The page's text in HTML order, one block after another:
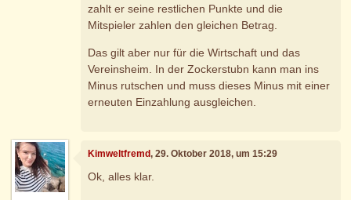
zahlt er seine restlichen Punkte und die
Mitspieler zahlen den gleichen Betrag.
Das gilt aber nur für die Wirtschaft und das
Vereinsheim. In der Zockerstubn kann man ins
Minus rutschen und muss dieses Minus mit einer
erneuten Einzahlung ausgleichen.
Kimweltfremd, 29. Oktober 2018, um 15:29
Ok, alles klar.